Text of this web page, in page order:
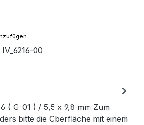
IV_6216-00
( G-01 ) / 5,5 x 9,8 mm Zum
bitte die Oberfläche mit einem